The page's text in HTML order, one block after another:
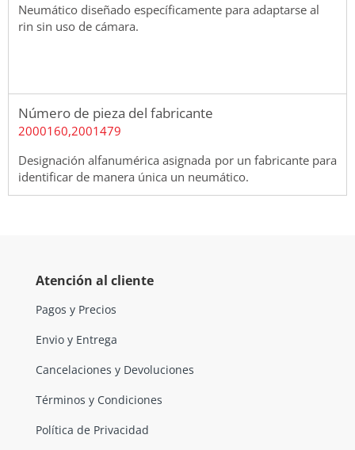
Neumático diseñado específicamente para adaptarse al
rin sin uso de cámara.
Número de pieza del fabricante
2000160,2001479
Designación alfanumérica asignada por un fabricante para
identificar de manera única un neumático.
Atención al cliente
Pagos y Precios
Envio y Entrega
Cancelaciones y Devoluciones
Términos y Condiciones
Política de Privacidad